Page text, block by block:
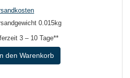
0.015kg
3 – 10 Tage**
den Warenkorb